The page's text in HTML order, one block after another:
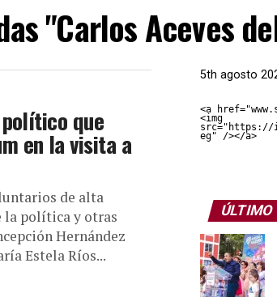
"Carlos Aceves
que
en la visita a
de alta
la política y otras
Hernández
Estela Ríos...
5th agosto
<a
<img
src="https://
eg" /></a>
ÚLTIMO